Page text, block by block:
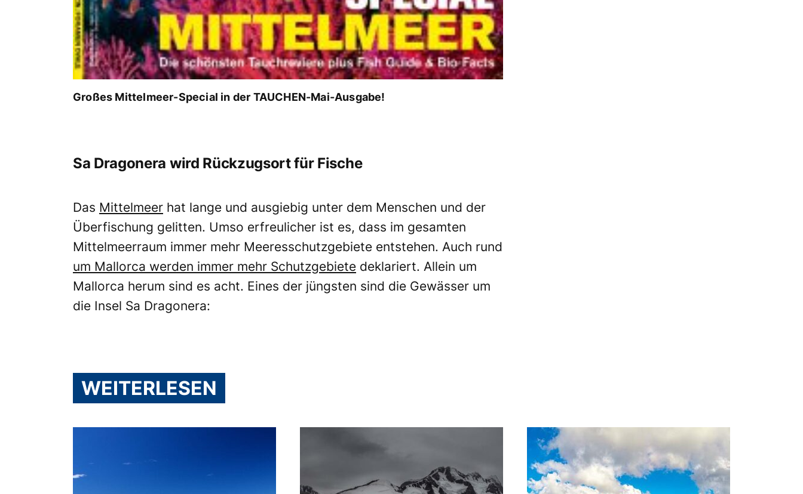
Großes Mittelmeer-Special in der TAUCHEN-Mai-Ausgabe!
Sa Dragonera wird Rückzugsort für Fische
Das Mittelmeer hat lange und ausgiebig unter dem Menschen und der
Überfischung gelitten. Umso erfreulicher ist es, dass im gesamten
Mittelmeerraum immer mehr Meeresschutzgebiete entstehen. Auch rund
um Mallorca werden immer mehr Schutzgebiete deklariert. Allein um
Mallorca herum sind es acht. Eines der jüngsten sind die Gewässer um
die Insel Sa Dragonera:
WEITERLESEN